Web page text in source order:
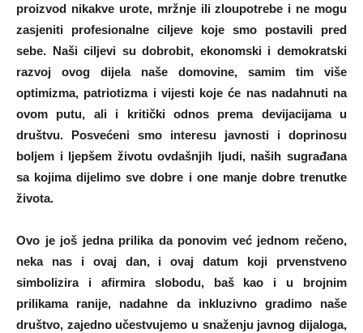
proizvod nikakve urote, mržnje ili zloupotrebe i ne mogu
zasjeniti profesionalne ciljeve koje smo postavili pred
sebe. Naši ciljevi su dobrobit, ekonomski i demokratski
razvoj ovog dijela naše domovine, samim tim više
optimizma, patriotizma i vijesti koje će nas nadahnuti na
ovom putu, ali i kritički odnos prema devijacijama u
društvu. Posvećeni smo interesu javnosti i doprinosu
boljem i ljepšem životu ovdašnjih ljudi, naših sugrađana
sa kojima dijelimo sve dobre i one manje dobre trenutke
života.
Ovo je još jedna prilika da ponovim već jednom rečeno,
neka nas i ovaj dan, i ovaj datum koji prvenstveno
simbolizira i afirmira slobodu, baš kao i u brojnim
prilikama ranije, nadahne da inkluzivno gradimo naše
društvo, zajedno učestvujemo u snaženju javnog dijaloga,